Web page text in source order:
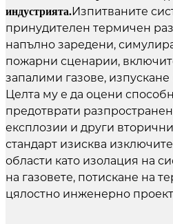
индустрията.Изпитваните
принудителен термичен
напълно заредени,
пожарни сценарии,
запалими газове,
Целта му е да оцени
предотврати
експлозии и други
стандарт изисква
области като изолация на
на газовете, потискане на
цялостно инженерно